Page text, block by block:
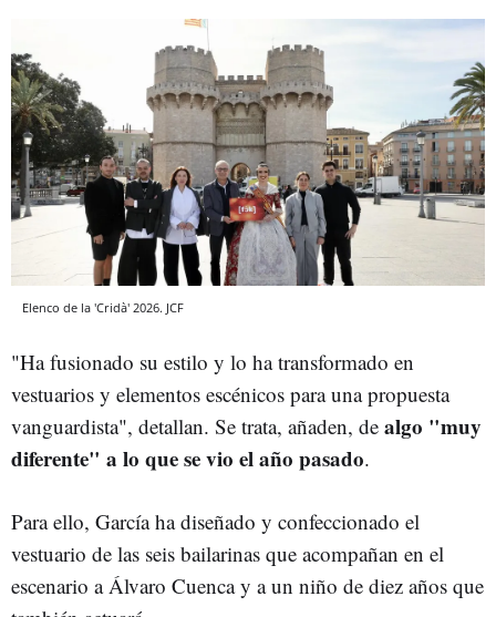
Elenco de la 'Cridà' 2026. JCF
"Ha fusionado su estilo y lo ha transformado en
vestuarios y elementos escénicos para una propuesta
vanguardista", detallan. Se trata, añaden, de algo "muy
diferente" a lo que se vio el año pasado.
Para ello, García ha diseñado y confeccionado el
vestuario de las seis bailarinas que acompañan en el
escenario a Álvaro Cuenca y a un niño de diez años que